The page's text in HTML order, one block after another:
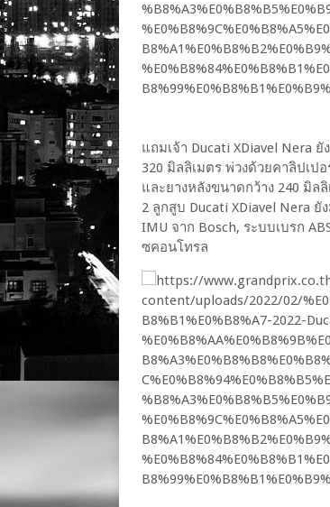
แถมเจ้า Ducati XDiavel Nera
320 มิลลิเมตร พ่วงด้วยคาลิปเ
และยางหลังขนาดกว้าง 240 มิล
2 ลูกสูบ Ducati XDiavel Nera ยั
IMU จาก Bosch, ระบบเบรก
ซคอนโทรล